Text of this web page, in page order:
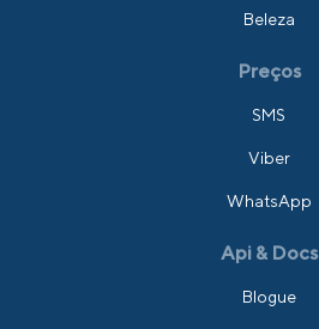
Beleza
Preços
SMS
Viber
WhatsApp
Api & Docs
Blogue